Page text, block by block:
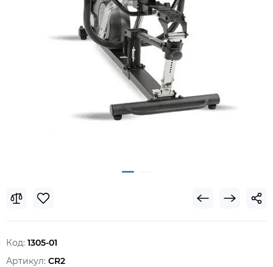
Код: 1305-01
Артикул: CR2